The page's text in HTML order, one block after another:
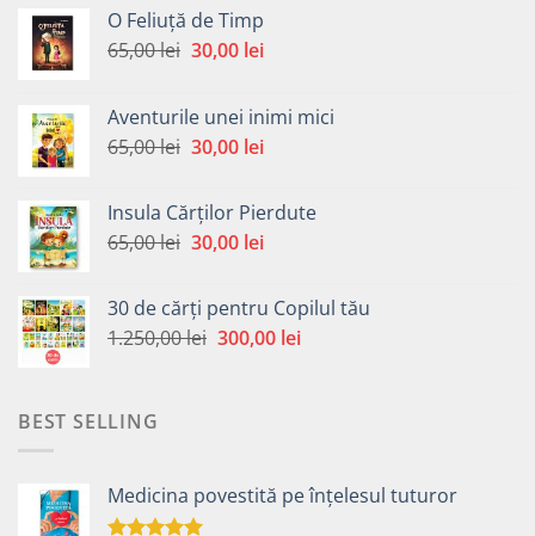
O Feliuță de Timp
65,00lei Prețul
fost:
65,00 lei.
30,00 leiPrețul
30,00 lei.
Aventurile unei inimi mici
65,00lei Prețul
fost:
65,00 lei.
30,00 leiPrețul
30,00 lei.
Insula Cărților Pierdute
65,00lei Prețul
fost:
65,00 lei.
30,00 leiPrețul
30,00 lei.
30 de cărți pentru Copilul tău
1.250,00lei Prețul
300,00 leiPrețul
BEST SELLING
Medicina povestită pe înțelesul tuturor